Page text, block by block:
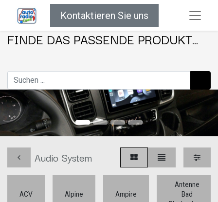
Kontaktieren Sie uns
FINDE DAS PASSENDE PRODUKT...
Audio System
ACV Alpine Ampire
Antenne
Bad